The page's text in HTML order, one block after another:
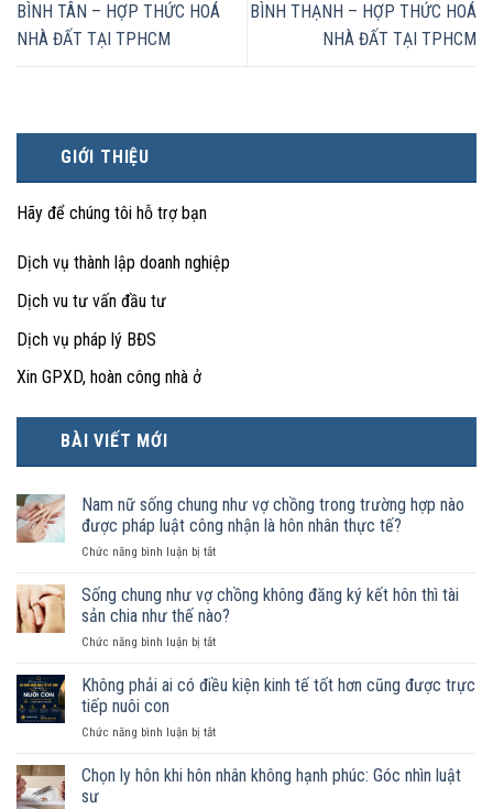
GIỚI THIỆU
Hãy để chúng tôi hỗ trợ bạn
Dịch vụ thành lập doanh nghiệp
Dịch vu tư vấn đầu tư
Dịch vụ pháp lý BĐS
Xin GPXD, hoàn công nhà ở
BÀI VIẾT MỚI
Nam nữ sống chung như vợ chồng trong trường hợp nào
được pháp luật công nhận là hôn nhân thực tế?
Chức năng bình luận bị tắtở
nữ
sống
chung
như
chồng
hợp
được
Sống chung như vợ chồng không đăng ký kết hôn thì tài
sản chia như thế nào?
Chức năng bình luận bị tắtở
chung
chồng
đăng
Không phải ai có điều kiện kinh tế tốt hơn cũng được trực
tiếp nuôi con
Chức năng bình luận bị tắtở
phải
Chọn ly hôn khi hôn nhân không hạnh phúc: Góc nhìn luật
sư
BÌNH TÂN – HỢP THỨC HOÁ
NHÀ ĐẤT TẠI TPHCM
BÌNH THẠNH – HỢP THỨC HOÁ
NHÀ ĐẤT TẠI TPHCM